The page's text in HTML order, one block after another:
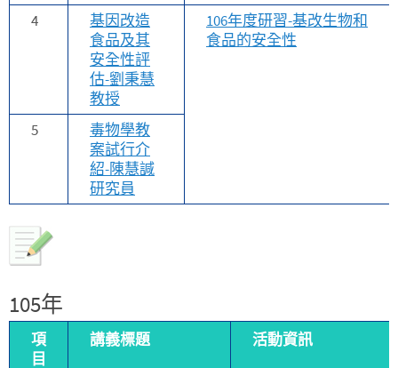
4
基因改造
食品及其
安全性評
估-劉秉慧
教授
106年度研習-基改生物和
食品的安全性
5
毒物學教
案試行介
紹-陳慧諴
研究員
105年
項
目
講義標題 活動資訊